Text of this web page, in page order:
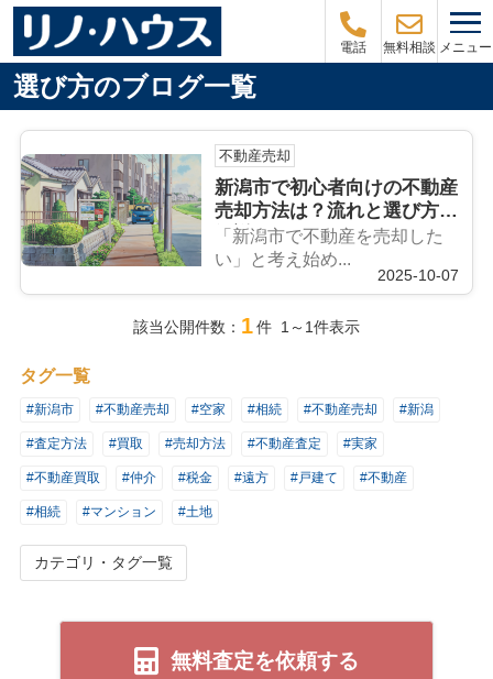
電話 無料相談 メニュー
選び方のブログ一覧
不動産売却
新潟市で初心者向けの不動産
売却方法は？流れと選び方を
解説
「新潟市で不動産を売却した
い」と考え始め...
2025-10-07
該当公開件数： 1件 1～1件表示
タグ一覧
#新潟市 #不動産売却 #空家 #相続 #不動産売却 #新潟
#査定方法 #買取 #売却方法 #不動産査定 #実家
#不動産買取 #仲介 #税金 #遠方 #戸建て #不動産
#相続 #マンション #土地
カテゴリ・タグ一覧
無料査定を依頼する